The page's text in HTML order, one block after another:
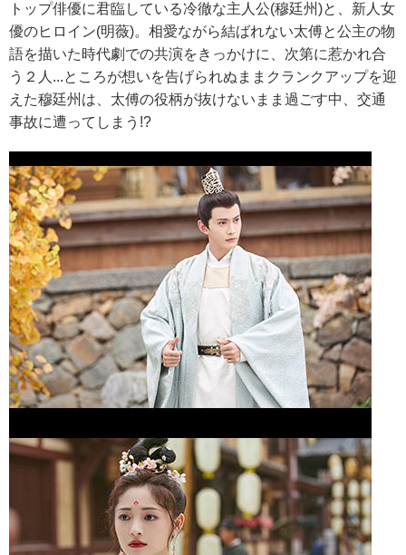
トップ俳優に君臨している冷徹な主人公(穆廷州)と、新人女
優のヒロイン(明薇)。相愛ながら結ばれない太傅と公主の物
語を描いた時代劇での共演をきっかけに、次第に惹かれ合
う２人...ところが想いを告げられぬままクランクアップを迎
えた穆廷州は、太傅の役柄が抜けないまま過ごす中、交通
事故に遭ってしまう!?